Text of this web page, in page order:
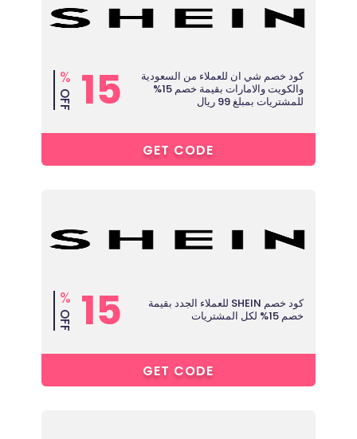
15
%
OFF
كود خصم شي ان للعملاء من السعودية
والكويت والامارات بقيمة خصم 15%
للمشتريات بمبلغ 99 ريال
GET CODE
15
%
OFF
كود خصم SHEIN للعملاء الجدد بقيمة
خصم 15% لكل المشتريات
GET CODE